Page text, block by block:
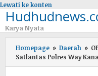
Lewati ke konten
Karya Nyata
Homepage » Daerah »
Satlantas Polres Way